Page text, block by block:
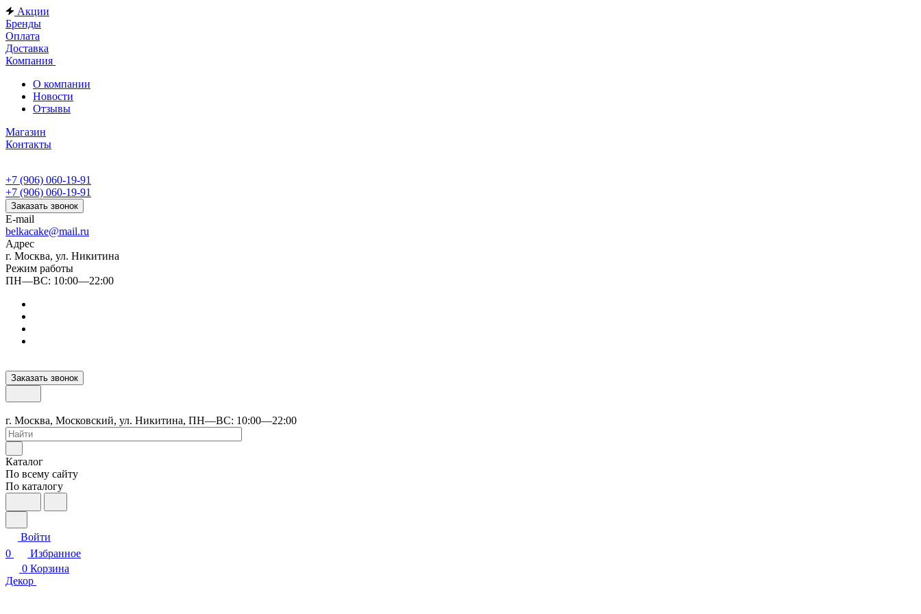
Акции
Бренды
Оплата
Доставка
Компания
О компании
Новости
Отзывы
Магазин
Контакты
+7 (906) 060-19-91
+7 (906) 060-19-91
Заказать звонок
E-mail
belkacake@mail.ru
Адрес
г. Москва, ул. Никитина
Режим работы
ПН—ВС: 10:00—22:00
Заказать звонок
г. Москва, Московский, ул. Никитина, ПН—ВС: 10:00—22:00
Каталог
По всему сайту
По каталогу
Войти
0
Избранное
0 Корзина
Декор